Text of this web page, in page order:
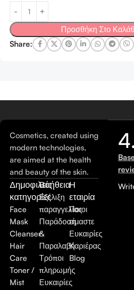
Προσθήκη Στο
Share:
Cosmetics, created using
modern technologies,
are aimed at the health
and beauty of the skin.
Δημοφιλείς
κατηγορίες
Face
Mask
Cleanser
Hair
Care
Toner /
Mist
Βοήθεια
Εξέλιξη
παραγγελίας
Παράδοση
&
Παραλαβή
Τρόποι
πληρωμής
Ευκαιρίες
Η
εταιρία
Ποιοι
είμαστε
Ευκαιρίες
Καριέρας
Blog